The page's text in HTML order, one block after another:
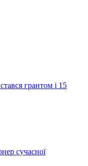
грантом і 15
сучасної